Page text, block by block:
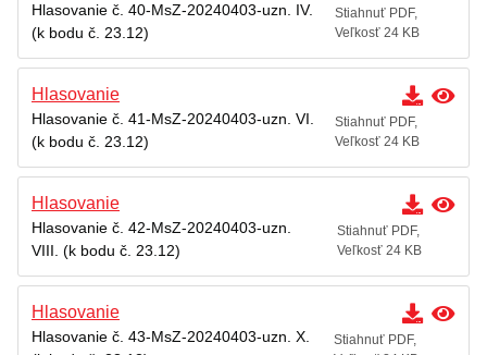
Hlasovanie č. 40-MsZ-20240403-uzn. IV.
(k bodu č. 23.12)
Stiahnuť PDF,
Veľkosť 24 KB
Hlasovanie
Hlasovanie č. 41-MsZ-20240403-uzn. VI.
(k bodu č. 23.12)
Stiahnuť PDF,
Veľkosť 24 KB
Hlasovanie
Hlasovanie č. 42-MsZ-20240403-uzn.
VIII. (k bodu č. 23.12)
Stiahnuť PDF,
Veľkosť 24 KB
Hlasovanie
Hlasovanie č. 43-MsZ-20240403-uzn. X.
Stiahnuť PDF,